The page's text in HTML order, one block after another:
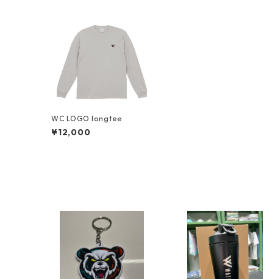
WC LOGO longtee
¥12,000